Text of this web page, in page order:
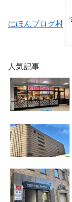
にほんブログ村
人気記事